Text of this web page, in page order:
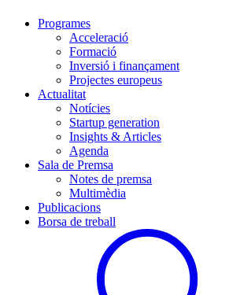
Programes
Acceleració
Formació
Inversió i finançament
Projectes europeus
Actualitat
Notícies
Startup generation
Insights & Articles
Agenda
Sala de Premsa
Notes de premsa
Multimèdia
Publicacions
Borsa de treball